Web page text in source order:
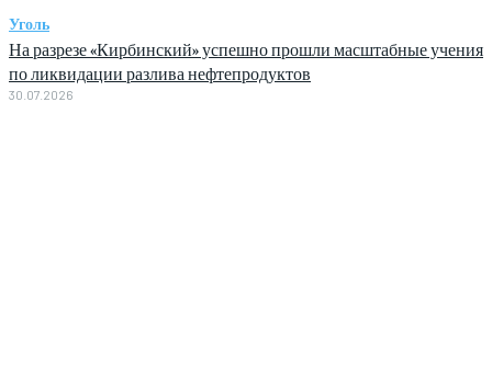
Уголь
На разрезе «Кирбинский» успешно прошли масштабные учения
по ликвидации разлива нефтепродуктов
30.07.2026